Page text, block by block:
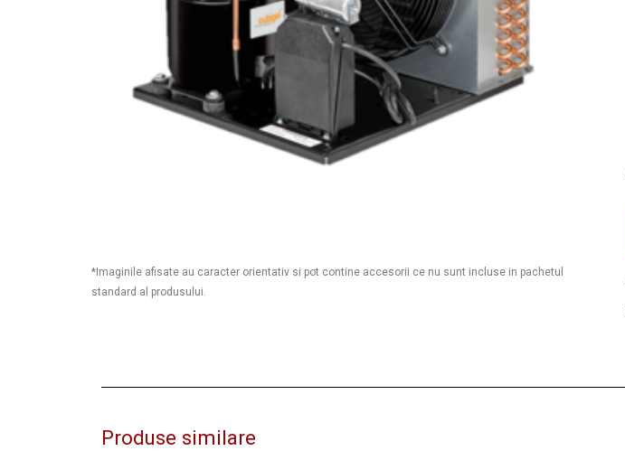
*Imaginile afisate au caracter orientativ si pot contine accesorii ce nu sunt incluse in pachetul
standard al produsului.
Produse similare